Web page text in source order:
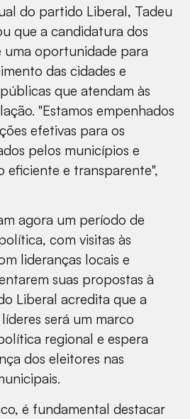
do partido Liberal, Tadeu
que a candidatura dos
uma oportunidade para
das cidades e
que atendam às
"Estamos empenhados
efetivas para os
pelos municípios e
eficiente e transparente",
agora um período de
com visitas às
lideranças locais e
suas propostas à
Liberal acredita que a
será um marco
regional e espera
dos eleitores nas
é fundamental destacar